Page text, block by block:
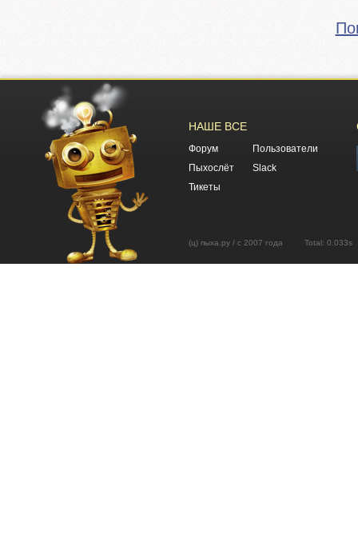
НАШЕ ВСЕ
Форум
Пользователи
Пыхослёт
Slack
Тикеты
(ц) пыха.ру / с 2007 года Total: